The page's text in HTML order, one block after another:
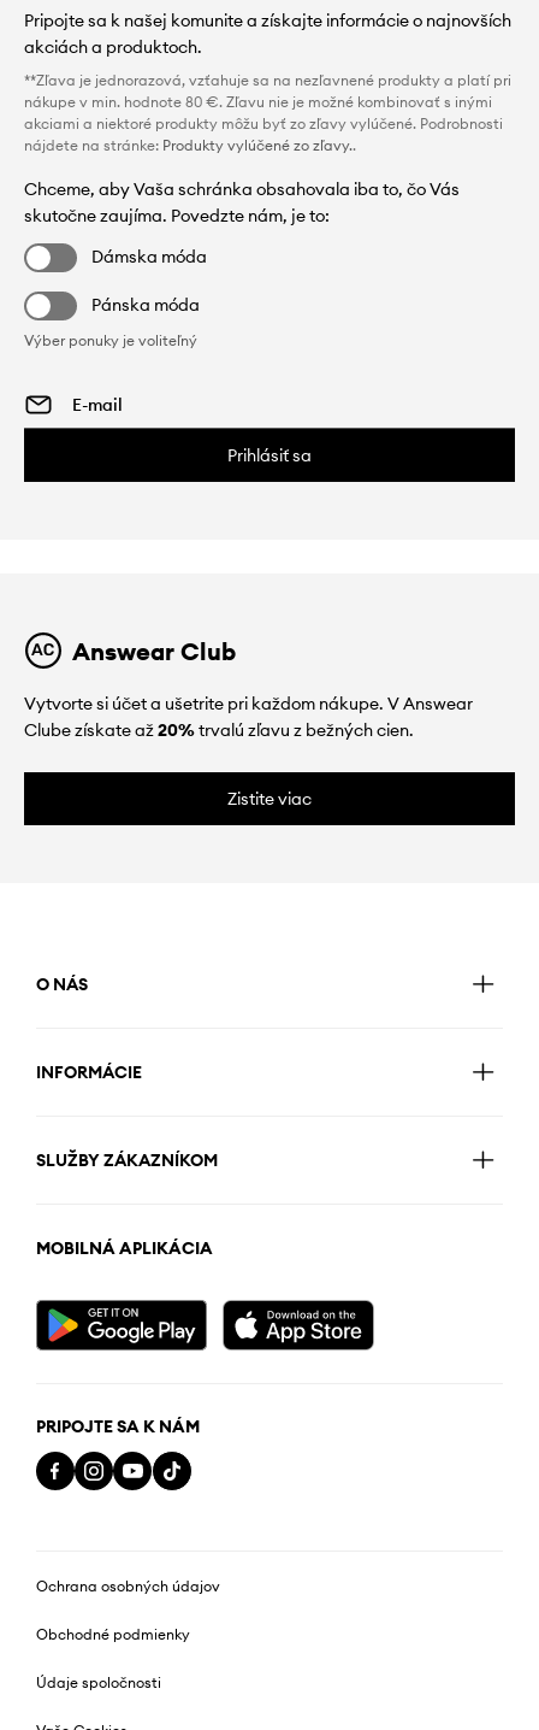
Pripojte sa k našej komunite a získajte informácie o najnovších
akciách a produktoch.
**Zľava je jednorazová, vzťahuje sa na nezľavnené produkty a platí pri
nákupe v min. hodnote 80 €. Zľavu nie je možné kombinovať s inými
akciami a niektoré produkty môžu byť zo zľavy vylúčené. Podrobnosti
nájdete na stránke: Produkty vylúčené zo zľavy..
Chceme, aby Vaša schránka obsahovala iba to, čo Vás
skutočne zaujíma. Povedzte nám, je to:
Dámska móda
Pánska móda
Výber ponuky je voliteľný
Prihlásiť sa
Answear Club
Vytvorte si účet a ušetrite pri každom nákupe. V Answear
Clube získate až20%trvalú zľavu z bežných cien.
Zistite viac
O NÁS
INFORMÁCIE
SLUŽBY ZÁKAZNÍKOM
MOBILNÁ APLIKÁCIA
PRIPOJTE SA K NÁM
Ochrana osobných údajov
Obchodné podmienky
Údaje spoločnosti